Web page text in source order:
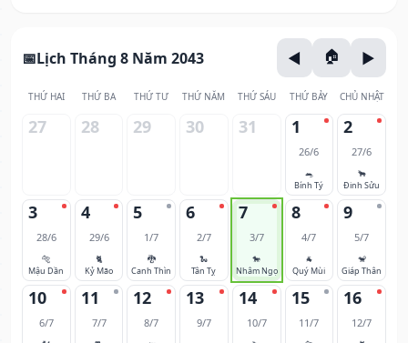
Lịch Tháng 8 Năm 2043
THỨ HAI THỨ BA THỨ TƯ THỨ NĂM THỨ SÁU THỨ BẢY CHỦ NHẬT
27 28 29 30 31 1
26/6
🐀
Bính Tý
2
27/6
🐂
Đinh Sửu
3
28/6
🐅
Mậu Dần
4
29/6
🐈
Kỷ Mão
5
1/7
🐉
Canh Thìn
6
2/7
🐍
Tân Tỵ
7
3/7
🐎
Nhâm Ngọ
8
4/7
🐐
Quý Mùi
9
5/7
🐒
Giáp Thân
10
6/7
11
7/7
12
8/7
13
9/7
14
10/7
15
11/7
16
12/7